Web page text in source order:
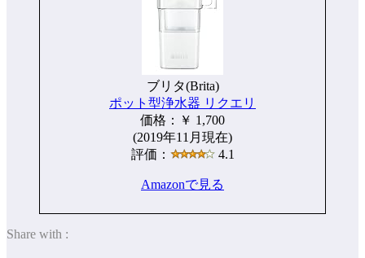
ブリタ(Brita)
ポット型浄水器 リクエリ
価格：￥ 1,700
(2019年11月現在)
評価：
4.1
Amazonで見る
Share with :